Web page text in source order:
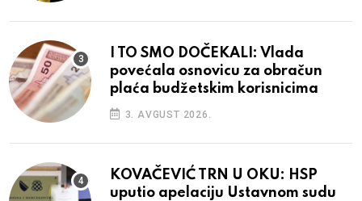
I TO SMO DOČEKALI: Vlada
povećala osnovicu za obračun
plaća budžetskim korisnicima
3. AVGUST 2026.
KOVAČEVIĆ TRN U OKU: HSP
uputio apelaciju Ustavnom sudu